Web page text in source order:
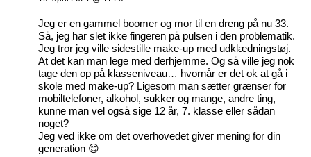
Jeg er en gammel boomer og mor til en dreng på nu 33.
Så, jeg har slet ikke fingeren på pulsen i den problematik.
Jeg tror jeg ville sidestille make-up med udklædningstøj.
At det kan man lege med derhjemme. Og så ville jeg nok
tage den op på klasseniveau… hvornår er det ok at gå i
skole med make-up? Ligesom man sætter grænser for
mobiltelefoner, alkohol, sukker og mange, andre ting,
kunne man vel også sige 12 år, 7. klasse eller sådan
noget?
Jeg ved ikke om det overhovedet giver mening for din
generation 😊